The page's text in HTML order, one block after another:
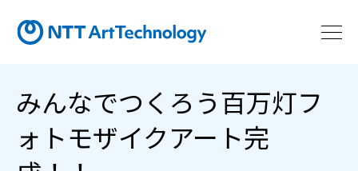
みんなでつくろう百万灯フ
ォトモザイクアート完